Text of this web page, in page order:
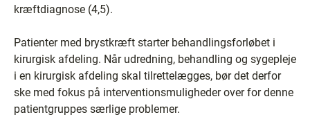
kræftdiagnose (4,5).
Patienter med brystkræft starter behandlingsforløbet i
kirurgisk afdeling. Når udredning, behandling og sygepleje
i en kirurgisk afdeling skal tilrettelægges, bør det derfor
ske med fokus på interventionsmuligheder over for denne
patientgruppes særlige problemer.